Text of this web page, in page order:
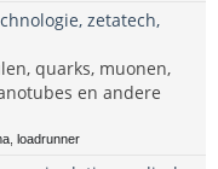
zetatech,
quarks, muonen,
en andere
loadrunner